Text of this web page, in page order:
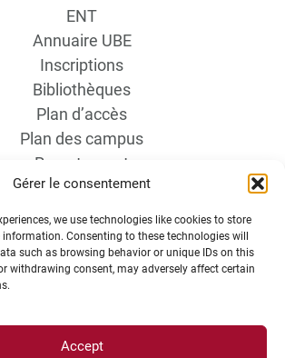
Gérer le consentement
we use technologies like cookies to store
Consenting to these technologies will
such as browsing behavior or unique IDs on this
withdrawing consent, may adversely affect certain
Accept
ENT
Annuaire UBE
Inscriptions
Bibliothèques
Plan d’accès
Plan des campus
Recrutement
Actualités
Boutique
Contact étudiant